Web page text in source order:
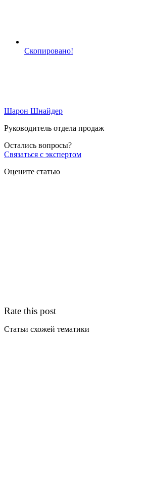
Скопировано!
Шарон Шнайдер
Руководитель отдела продаж
Остались вопросы?
Связаться с экспертом
Оцените статью
Rate this post
Статьи схожей тематики